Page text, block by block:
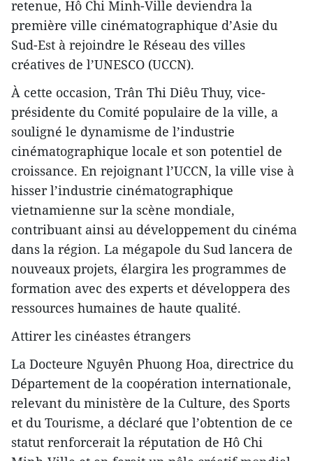
retenue, Hô Chi Minh-Ville deviendra la
première ville cinématographique d’Asie du
Sud-Est à rejoindre le Réseau des villes
créatives de l’UNESCO (UCCN).
À cette occasion, Trân Thi Diêu Thuy, vice-
présidente du Comité populaire de la ville, a
souligné le dynamisme de l’industrie
cinématographique locale et son potentiel de
croissance. En rejoignant l’UCCN, la ville vise à
hisser l’industrie cinématographique
vietnamienne sur la scène mondiale,
contribuant ainsi au développement du cinéma
dans la région. La mégapole du Sud lancera de
nouveaux projets, élargira les programmes de
formation avec des experts et développera des
ressources humaines de haute qualité.
Attirer les cinéastes étrangers
La Docteure Nguyên Phuong Hoa, directrice du
Département de la coopération internationale,
relevant du ministère de la Culture, des Sports
et du Tourisme, a déclaré que l’obtention de ce
statut renforcerait la réputation de Hô Chi